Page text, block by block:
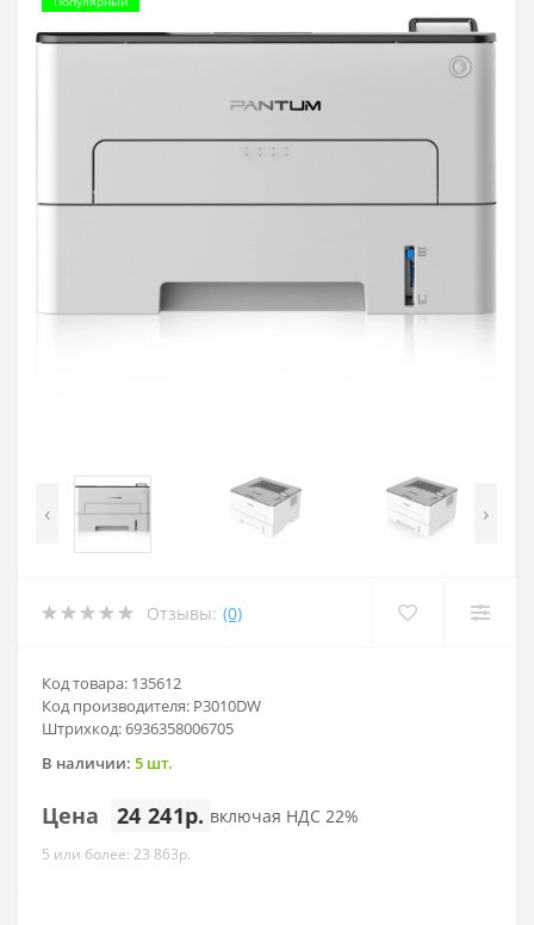
‹ ›
Отзывы: (0)
Код товара: 135612
Код производителя: P3010DW
Штрихкод: 6936358006705
В наличии: 5 шт.
Цена 24 241р. включая НДС 22%
5 или более: 23 863р.